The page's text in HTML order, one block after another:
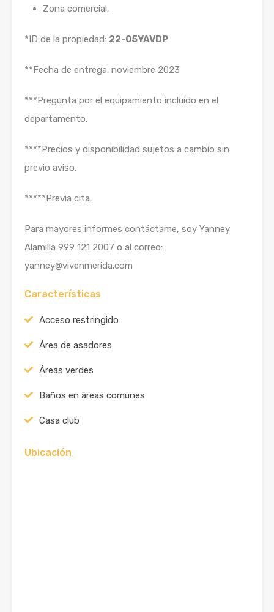
Zona comercial.
*ID de la propiedad: 22-05YAVDP
**Fecha de entrega: noviembre 2023
***Pregunta por el equipamiento incluido en el
departamento.
****Precios y disponibilidad sujetos a cambio sin
previo aviso.
*****Previa cita.
Para mayores informes contáctame, soy Yanney
Alamilla 999 121 2007 o al correo:
yanney@vivenmerida.com
Características
Acceso restringido
Área de asadores
Áreas verdes
Baños en áreas comunes
Casa club
Ubicación